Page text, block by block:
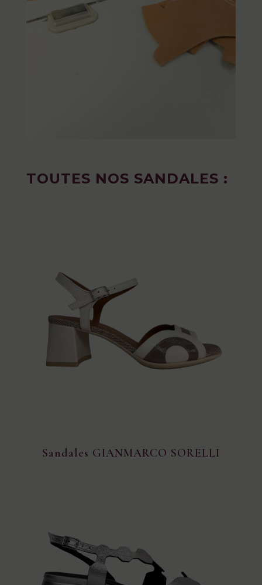
TOUTES NOS SANDALES :
Sandales GIANMARCO SORELLI